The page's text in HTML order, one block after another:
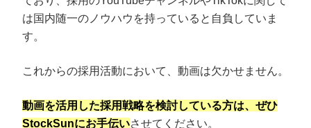
は国内随一のノウハウを持っていると自負していま
す。
これからの採用活動において、動画は欠かせません。
動画を活用した採用戦略を検討している方は、ぜひ
StockSunにお手伝いさせてください。